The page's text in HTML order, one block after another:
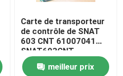
Carte de transporteur
de contrôle de SNAT
603 CNT 61007041
SNAT603CNT
57618078
meilleur prix